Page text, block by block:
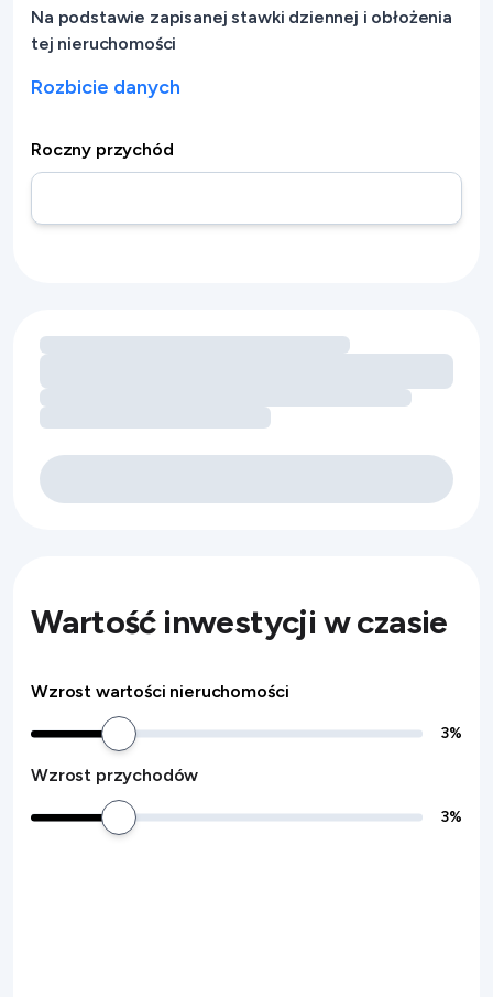
Roczny przychód
Na podstawie zapisanej stawki dziennej i obłożenia
tej nieruchomości
Rozbicie danych
Wczytywanie możliwości zwiększenia przychodu dzięki
Wartość inwestycji w czasie
Wzrost wartości nieruchomości
3%
Wzrost przychodów
3%